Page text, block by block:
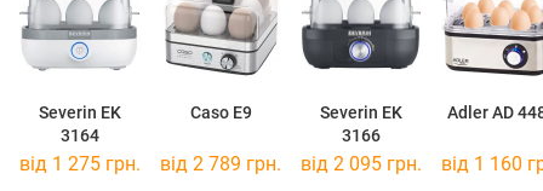
Severin EK
3164
Caso E9
Severin EK
3166
Adler AD
від 1 275 грн. від 2 789 грн. від 2 095 грн. від 1 160